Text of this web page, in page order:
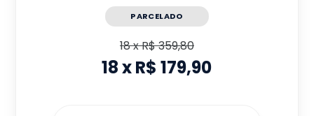
PARCELADO
18xR$ 359,80
18xR$ 179,90